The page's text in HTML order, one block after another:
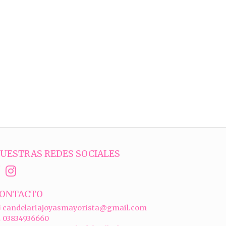
REDES SOCIALES
candelariajoyasmayorista@gmail.com
03834936660